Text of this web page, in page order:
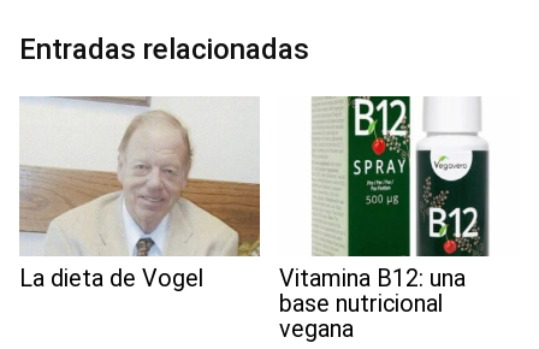
k
n
p
Entradas relacionadas
La dieta de Vogel
Vitamina B12: una
base nutricional
vegana